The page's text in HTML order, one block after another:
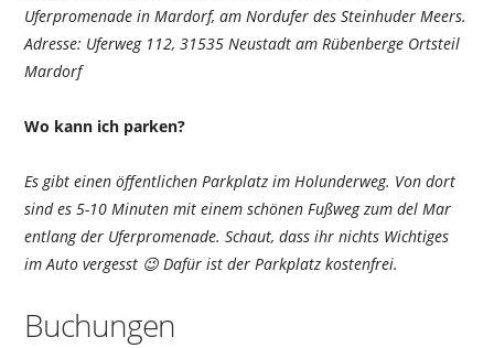
Uferpromenade in Mardorf, am Nordufer des Steinhuder Meers.
Adresse: Uferweg 112, 31535 Neustadt am Rübenberge Ortsteil
Mardorf
Wo kann ich parken?
Es gibt einen öffentlichen Parkplatz im Holunderweg. Von dort
sind es 5-10 Minuten mit einem schönen Fußweg zum del Mar
entlang der Uferpromenade. Schaut, dass ihr nichts Wichtiges
im Auto vergesst 😉 Dafür ist der Parkplatz kostenfrei.
Buchungen